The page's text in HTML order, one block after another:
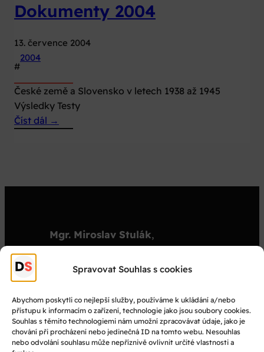
Spravovat Souhlas s cookies
Abychom poskytli co nejlepší služby, používáme k ukládání a/nebo
přístupu k informacím o zařízení, technologie jako jsou soubory cookies.
Souhlas s těmito technologiemi nám umožní zpracovávat údaje, jako je
chování při procházení nebo jedinečná ID na tomto webu. Nesouhlas
nebo odvolání souhlasu může nepříznivě ovlivnit určité vlastnosti a
Dokumenty 2004
13. července 2004
#
2004
České země a Slovensko v letech 1938 až 1945
Výsledky Testy
Číst dál →
Mgr. Miroslav Stulák,
stulak@dejepisnasoutez.cz
© Dějepisná soutěž 2025
Facebook